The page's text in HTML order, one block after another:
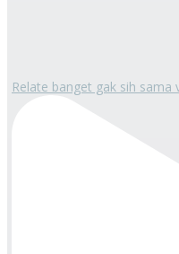
Relate banget gak sih sama